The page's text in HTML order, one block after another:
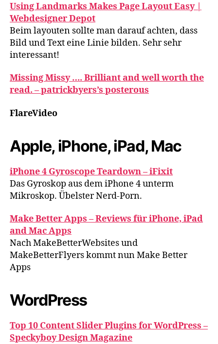
Using Landmarks Makes Page Layout Easy |
Webdesigner Depot
Beim layouten sollte man darauf achten, dass
Bild und Text eine Linie bilden. Sehr sehr
interessant!
Missing Missy …. Brilliant and well worth the
read. – patrickbyers’s posterous
FlareVideo
Apple, iPhone, iPad, Mac
iPhone 4 Gyroscope Teardown – iFixit
Das Gyroskop aus dem iPhone 4 unterm
Mikroskop. Übelster Nerd-Porn.
Make Better Apps – Reviews für iPhone, iPad
and Mac Apps
Nach MakeBetterWebsites und
MakeBetterFlyers kommt nun Make Better
Apps
WordPress
Top 10 Content Slider Plugins for WordPress –
Speckyboy Design Magazine